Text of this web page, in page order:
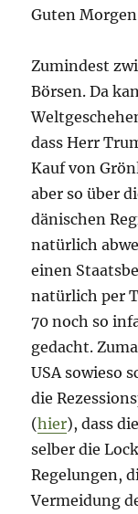
Guten
Zumindest
Börsen. Da
dass Herr
Kauf von
aber so über
dänischen
natürlich
einen
natürlich per
70 noch so
gedacht.
USA sowieso
die
(hier), dass
selber die
Regelungen,
Vermeidung